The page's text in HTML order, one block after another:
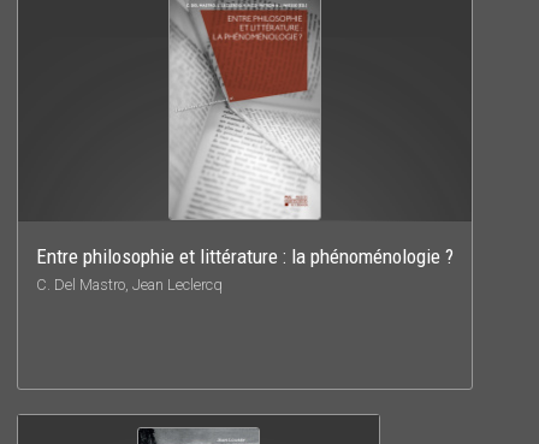
Entre philosophie et littérature : la phénoménologie ?
C. Del Mastro, Jean Leclercq